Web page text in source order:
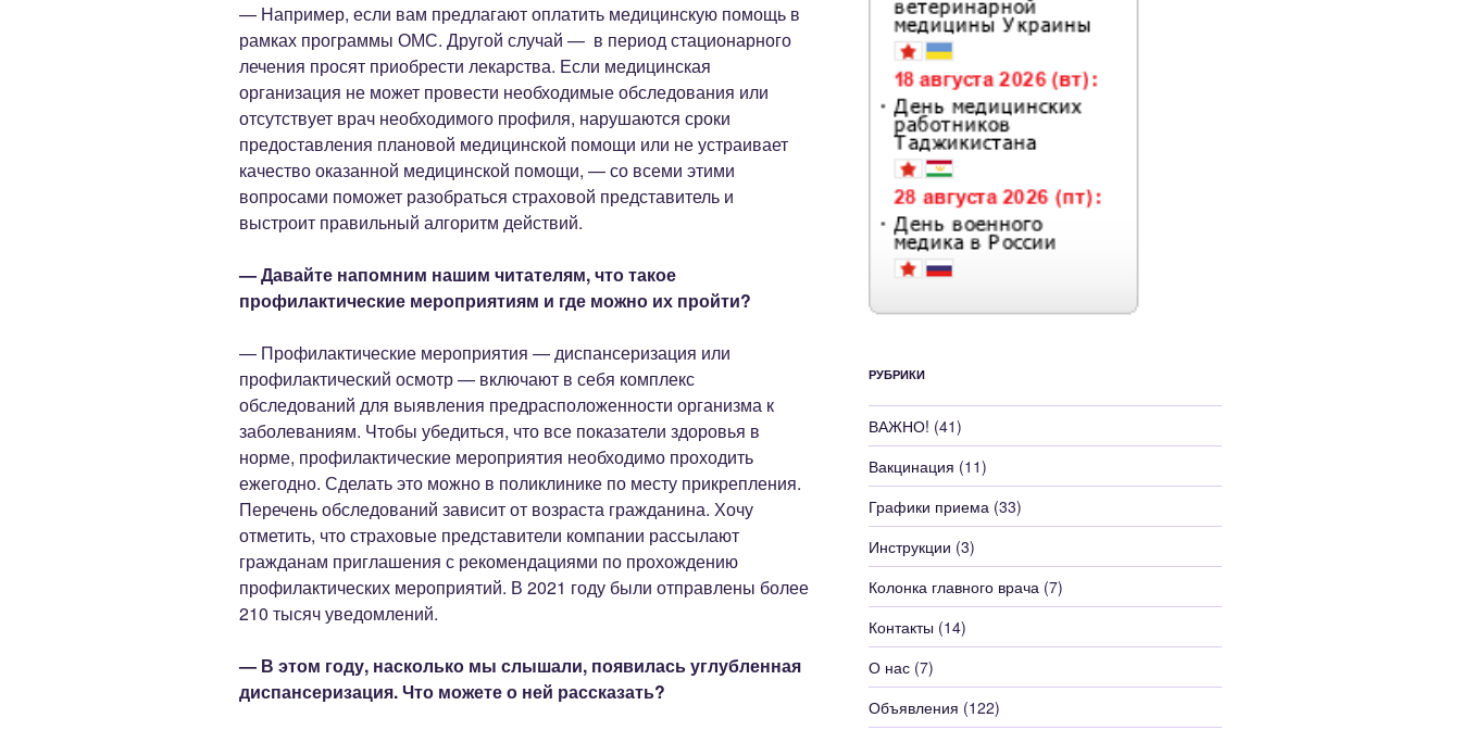
— Например, если вам предлагают оплатить медицинскую помощь в
рамках программы ОМС. Другой случай — в период стационарного
лечения просят приобрести лекарства. Если медицинская
организация не может провести необходимые обследования или
отсутствует врач необходимого профиля, нарушаются сроки
предоставления плановой медицинской помощи или не устраивает
качество оказанной медицинской помощи, — со всеми этими
вопросами поможет разобраться страховой представитель и
выстроит правильный алгоритм действий.
— Давайте напомним нашим читателям, что такое
профилактические мероприятиям и где можно их пройти?
— Профилактические мероприятия — диспансеризация или
профилактический осмотр — включают в себя комплекс
обследований для выявления предрасположенности организма к
заболеваниям. Чтобы убедиться, что все показатели здоровья в
норме, профилактические мероприятия необходимо проходить
ежегодно. Сделать это можно в поликлинике по месту прикрепления.
Перечень обследований зависит от возраста гражданина. Хочу
отметить, что страховые представители компании рассылают
гражданам приглашения с рекомендациями по прохождению
профилактических мероприятий. В 2021 году были отправлены более
210 тысяч уведомлений.
— В этом году, насколько мы слышали, появилась углубленная
диспансеризация. Что можете о ней рассказать?
РУБРИКИ
ВАЖНО! (41)
Вакцинация (11)
Графики приема(33)
Инструкции (3)
Колонка главного врача(7)
Контакты (14)
О нас(7)
Объявления (122)